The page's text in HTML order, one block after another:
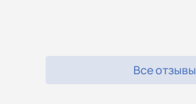
Все отзывы